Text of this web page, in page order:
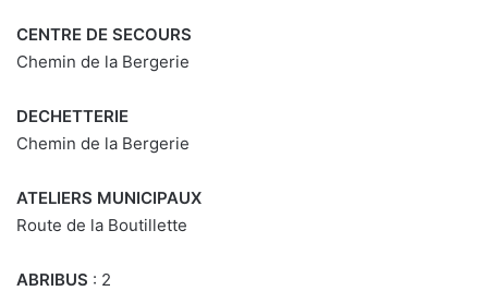
CENTRE DE SECOURS
Chemin de la Bergerie
DECHETTERIE
Chemin de la Bergerie
ATELIERS MUNICIPAUX
Route de la Boutillette
ABRIBUS : 2